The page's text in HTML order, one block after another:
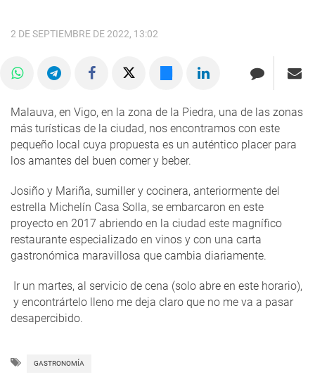
2 DE SEPTIEMBRE DE 2022, 13:02
Malauva, en Vigo, en la zona de la Piedra, una de las zonas
más turísticas de la ciudad, nos encontramos con este
pequeño local cuya propuesta es un auténtico placer para
los amantes del buen comer y beber.
Josiño y Mariña, sumiller y cocinera, anteriormente del
estrella Michelín Casa Solla, se embarcaron en este
proyecto en 2017 abriendo en la ciudad este magnífico
restaurante especializado en vinos y con una carta
gastronómica maravillosa que cambia diariamente.
Ir un martes, al servicio de cena (solo abre en este horario),
y encontrártelo lleno me deja claro que no me va a pasar
desapercibido.
GASTRONOMÍA